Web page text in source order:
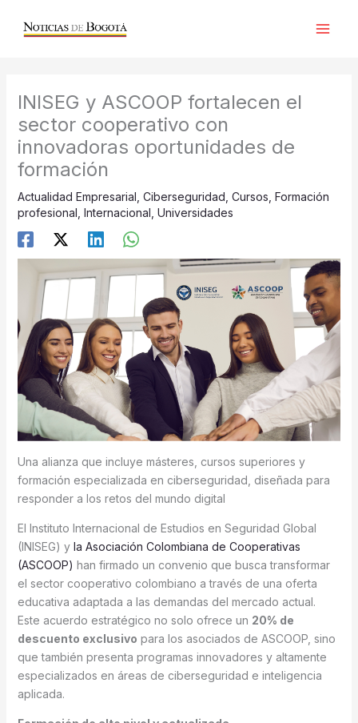
INISEG y ASCOOP fortalecen el
sector cooperativo con
innovadoras oportunidades de
formación
Actualidad Empresarial Ciberseguridad Cursos Formación
profesional Internacional Universidades
Una alianza que incluye másteres, cursos superiores y
formación especializada en ciberseguridad, diseñada para
responder a los retos del mundo digital
El Instituto Internacional de Estudios en Seguridad Global
(INISEG) y la Asociación Colombiana de Cooperativas
(ASCOOP) han firmado un convenio que busca transformar
el sector cooperativo colombiano a través de una oferta
educativa adaptada a las demandas del mercado actual.
Este acuerdo estratégico no solo ofrece un 20% de
descuento exclusivo para los asociados de ASCOOP, sino
que también presenta programas innovadores y altamente
especializados en áreas de ciberseguridad e inteligencia
aplicada.